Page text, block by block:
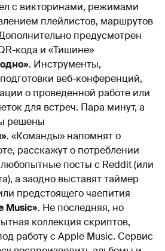
с викторинами, режимами
плейлистов, маршрутов
предусмотрен
кода и «Тишине»
. Инструменты,
веб-конференций,
о проведенной работе или
для встреч. Пара минут, а
решены
. «Команды» напомнят о
расскажут о потреблении
посты с Reddit (или
а заодно выставят таймер
предстоящего чаепития
Music». Не последняя, но
коллекция скриптов,
работу с Apple Music. Сервис